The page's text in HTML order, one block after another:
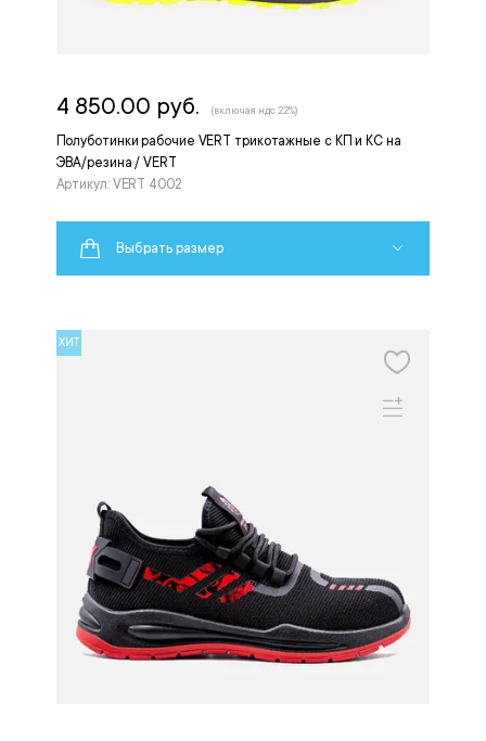
Полуботинки рабочие VERT трикотажные с КП и КС на
ЭВА/резина / VERT
Артикул: VERT 4002
4 850.00 руб. (включая ндс 22%)
Выбрать размер
ХИТ